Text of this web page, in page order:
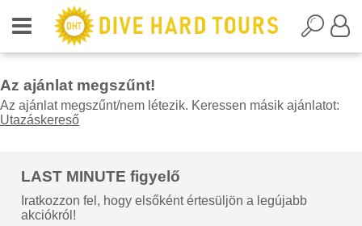
Az ajánlat megszűnt!
Az ajánlat megszűnt/nem létezik. Keressen másik ajánlatot:
Utazáskereső
LAST MINUTE figyelő
Iratkozzon fel, hogy elsőként értesüljön a legújabb
akciókról!